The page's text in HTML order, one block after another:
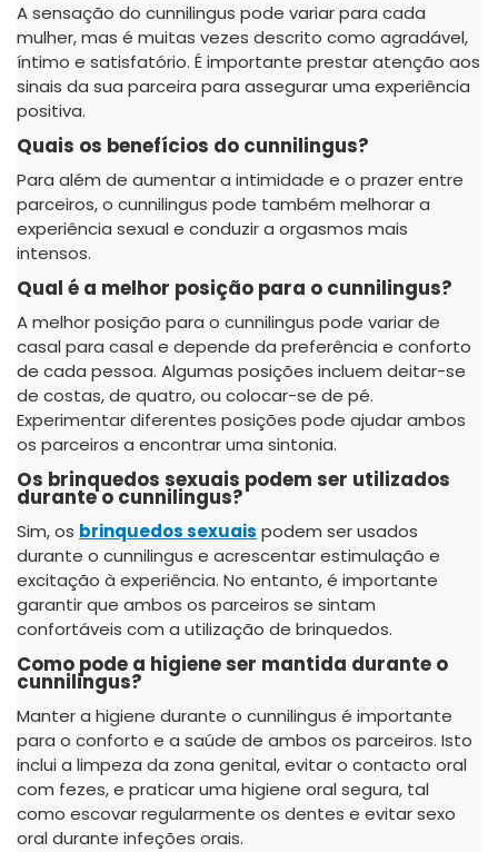
A sensação do cunnilingus pode variar para cada
mulher, mas é muitas vezes descrito como agradável,
íntimo e satisfatório. É importante prestar atenção aos
sinais da sua parceira para assegurar uma experiência
positiva.
Quais os benefícios do cunnilingus?
Para além de aumentar a intimidade e o prazer entre
parceiros, o cunnilingus pode também melhorar a
experiência sexual e conduzir a orgasmos mais
intensos.
Qual é a melhor posição para o cunnilingus?
A melhor posição para o cunnilingus pode variar de
casal para casal e depende da preferência e conforto
de cada pessoa. Algumas posições incluem deitar-se
de costas, de quatro, ou colocar-se de pé.
Experimentar diferentes posições pode ajudar ambos
os parceiros a encontrar uma sintonia.
Os brinquedos sexuais podem ser utilizados
durante o cunnilingus?
Sim, os brinquedos sexuais podem ser usados
durante o cunnilingus e acrescentar estimulação e
excitação à experiência. No entanto, é importante
garantir que ambos os parceiros se sintam
confortáveis com a utilização de brinquedos.
Como pode a higiene ser mantida durante o
cunnilingus?
Manter a higiene durante o cunnilingus é importante
para o conforto e a saúde de ambos os parceiros. Isto
inclui a limpeza da zona genital, evitar o contacto oral
com fezes, e praticar uma higiene oral segura, tal
como escovar regularmente os dentes e evitar sexo
oral durante infeções orais.